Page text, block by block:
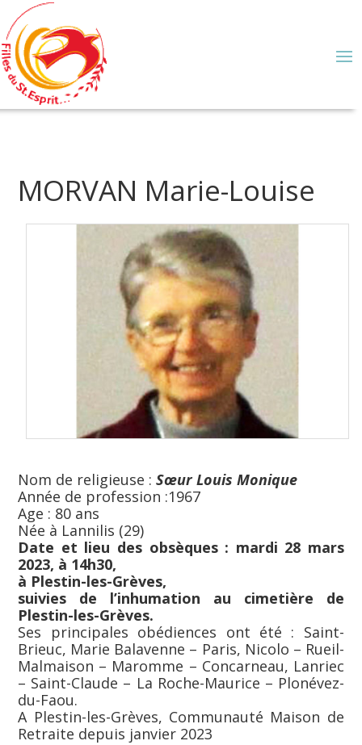
MORVAN Marie-Louise
Nom de religieuse :SœurLouis Monique
Année de profession :1967
Age : 80 ans
Née à Lannilis (29)
Date et lieu des obsèques : mardi 28 mars
2023, à 14h30,
à Plestin-les-Grèves,
suivies de l’inhumation au cimetière de
Plestin-les-Grèves.
Ses principales obédiences ont été : Saint-
Brieuc, Marie Balavenne – Paris, Nicolo – Rueil-
Malmaison – Maromme – Concarneau, Lanriec
– Saint-Claude – La Roche-Maurice – Plonévez-
du-Faou.
A Plestin-les-Grèves, Communauté Maison de
Retraite depuis janvier 2023